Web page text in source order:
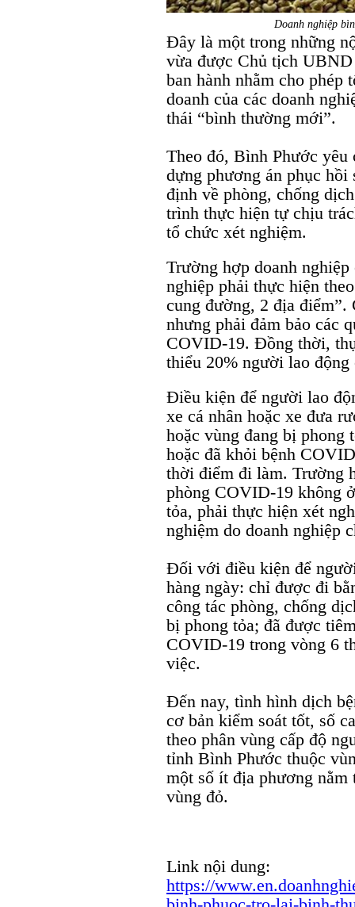
Doanh nghiệp
Đây là một trong những
vừa được Chủ tịch
ban hành nhằm cho phép
doanh của các doanh
thái “bình thường mới”.
Theo đó, Bình Phước yêu
dựng phương án phục hồi
định về phòng, chống
trình thực hiện tự chịu
tổ chức xét nghiệm.
Trường hợp doanh
nghiệp phải thực hiện
cung đường, 2 địa điểm”.
nhưng phải đảm bảo các
COVID-19. Đồng thời,
thiểu 20% người lao
Điều kiện để người lao
xe cá nhân hoặc xe đưa
hoặc vùng đang bị phong
hoặc đã khỏi bệnh
thời điểm đi làm. Trường
phòng COVID-19 không
tỏa, phải thực hiện xét
nghiệm do doanh nghiệp
Đối với điều kiện để
hàng ngày: chỉ được đi
công tác phòng, chống
bị phong tỏa; đã được
COVID-19 trong vòng 6
việc.
Đến nay, tình hình dịch
cơ bản kiểm soát tốt, số
theo phân vùng cấp độ
tỉnh Bình Phước thuộc
một số ít địa phương
vùng đỏ.
Link nội dung:
https://